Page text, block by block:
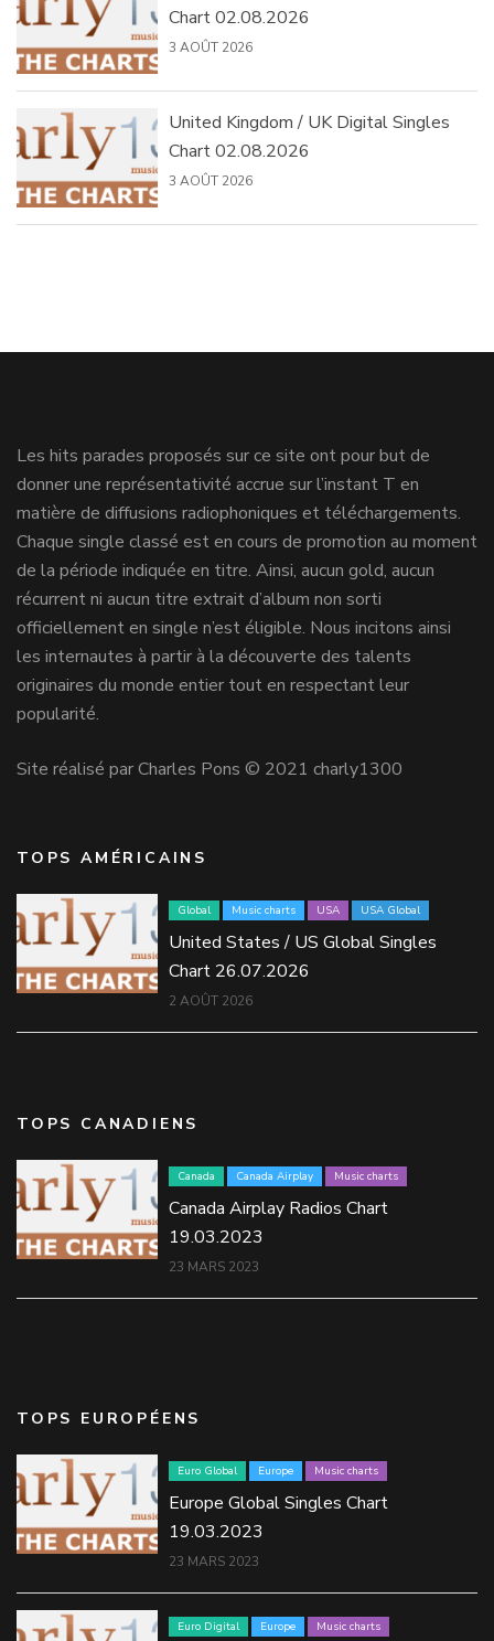
Chart 02.08.2026
3 AOÛT 2026
United Kingdom / UK Digital Singles
Chart 02.08.2026
3 AOÛT 2026
Les hits parades proposés sur ce site ont pour but de
donner une représentativité accrue sur l’instant T en
matière de diffusions radiophoniques et téléchargements.
Chaque single classé est en cours de promotion au moment
de la période indiquée en titre. Ainsi, aucun gold, aucun
récurrent ni aucun titre extrait d’album non sorti
officiellement en single n’est éligible. Nous incitons ainsi
les internautes à partir à la découverte des talents
originaires du monde entier tout en respectant leur
popularité.
Site réalisé par Charles Pons © 2021 charly1300
TOPS AMÉRICAINS
Global Music charts USA USA Global
United States / US Global Singles
Chart 26.07.2026
2 AOÛT 2026
TOPS CANADIENS
Canada Canada Airplay Music charts
Canada Airplay Radios Chart
19.03.2023
23 MARS 2023
TOPS EUROPÉENS
Euro Global Europe Music charts
Europe Global Singles Chart
19.03.2023
23 MARS 2023
Euro Digital Europe Music charts